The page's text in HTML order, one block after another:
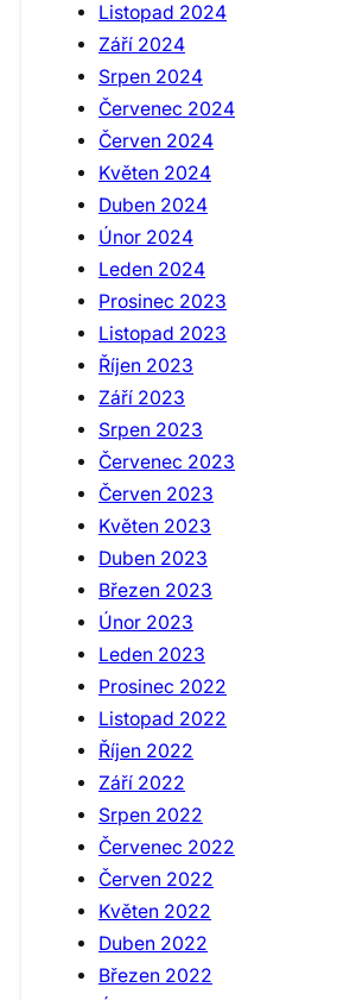
Listopad 2024
Září 2024
Srpen 2024
Červenec 2024
Červen 2024
Květen 2024
Duben 2024
Únor 2024
Leden 2024
Prosinec 2023
Listopad 2023
Říjen 2023
Září 2023
Srpen 2023
Červenec 2023
Červen 2023
Květen 2023
Duben 2023
Březen 2023
Únor 2023
Leden 2023
Prosinec 2022
Listopad 2022
Říjen 2022
Září 2022
Srpen 2022
Červenec 2022
Červen 2022
Květen 2022
Duben 2022
Březen 2022